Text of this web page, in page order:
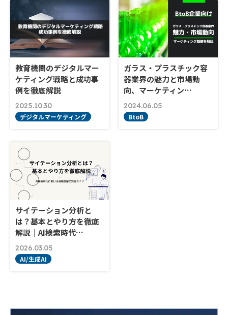
教育機関のデジタルマー
ケティング戦略と成功事
例を徹底解説
2025.10.30
デジタルマーケティング
ガラス・プラスチック容
器業界の魅力と市場動
向、マーケティン…
2024.06.05
BtoB
サイテーション分析と
は？基本とやり方を徹底
解説｜AI検索時代…
2026.03.05
AI/生成AI